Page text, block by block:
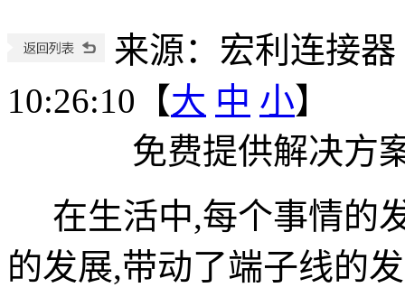
来源：宏利连接器
10:26:10【大 中 小】
免费提供解决方
在生活中,每个事情的
的发展,带动了端子线的